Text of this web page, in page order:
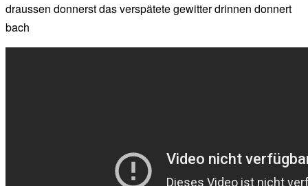
chef
draussen donnerst das verspätete gewitter drinnen donnert
bach